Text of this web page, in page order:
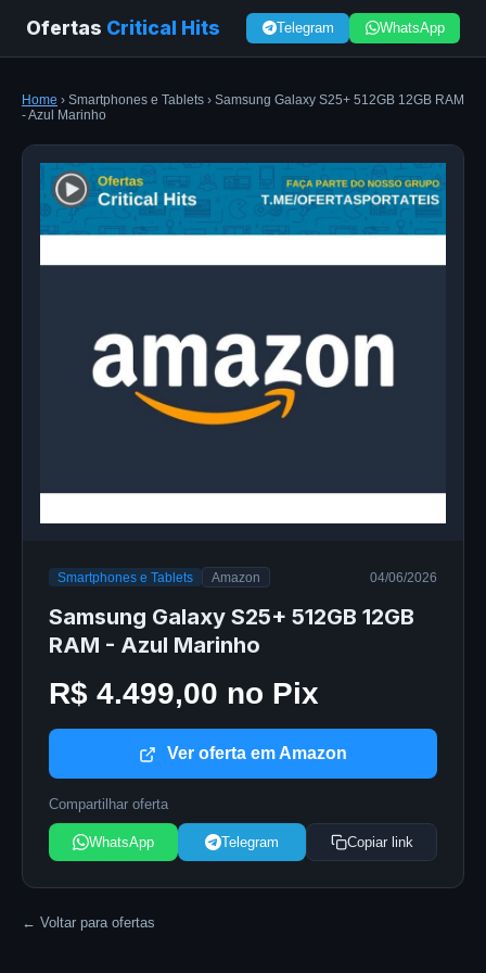
Ofertas Critical Hits Telegram WhatsApp
Home › Smartphones e Tablets › Samsung Galaxy S25+ 512GB 12GB RAM
- Azul Marinho
Smartphones e Tablets Amazon 04/06/2026
Samsung Galaxy S25+ 512GB 12GB
RAM - Azul Marinho
R$ 4.499,00 no Pix
Ver oferta em Amazon
Compartilhar oferta
WhatsApp Telegram Copiar link
← Voltar para ofertas